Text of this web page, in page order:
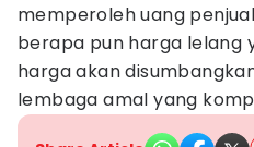
memperoleh uang
berapa pun harga lelang
harga akan
lembaga amal yang